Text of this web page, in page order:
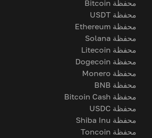
محفظة Bitcoin
محفظة USDT
محفظة Ethereum
محفظة Solana
محفظة Litecoin
محفظة Dogecoin
محفظة Monero
محفظة BNB
محفظة Bitcoin Cash
محفظة USDC
محفظة Shiba Inu
محفظة Toncoin